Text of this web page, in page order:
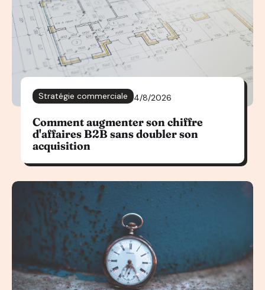
Stratégie commerciale 4/8/2026
Comment augmenter son chiffre
d'affaires B2B sans doubler son
acquisition